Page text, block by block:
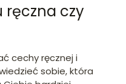
ręczna czy
cechy ręcznej i
sobie, która